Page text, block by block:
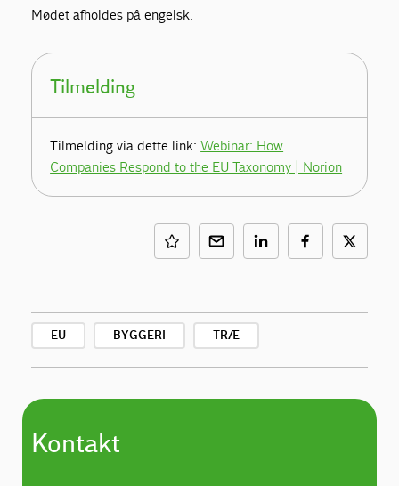
Mødet afholdes på engelsk.
Tilmelding
Tilmelding via dette link:Webinar: How
Companies Respond to the EU Taxonomy | Norion
EU BYGGERI TRÆ
Kontakt